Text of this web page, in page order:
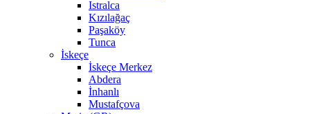
Istralca
Kızılağaç
Paşaköy
Tunca
İskeçe
İskeçe Merkez
Abdera
İnhanlı
Mustafçova